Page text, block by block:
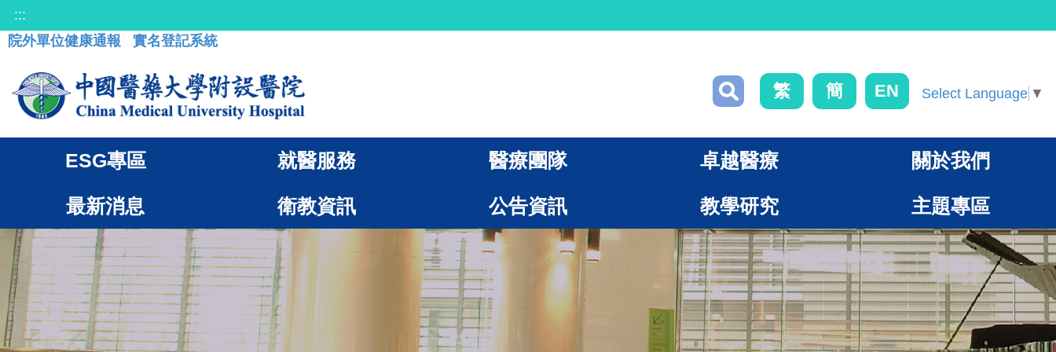
:::
院外單位健康通報
實名登記系統
繁 簡 EN Select Language ▼
ESG專區 就醫服務 醫療團隊 卓越醫療 關於我們
最新消息 衛教資訊 公告資訊 教學研究 主題專區